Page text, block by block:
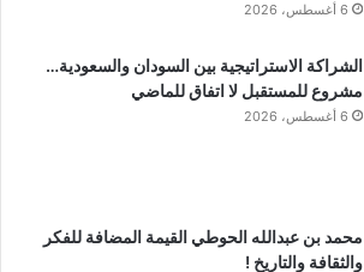
6 أغسطس، 2026
الشراكة الاستراتيجية بين السودان والسعودية…
مشروع للمستقبل لا اتفاق للماضي
6 أغسطس، 2026
محمد بن عبدالله الحوطي القيمة المضافة للفكر
والثقافة والتاريخ !